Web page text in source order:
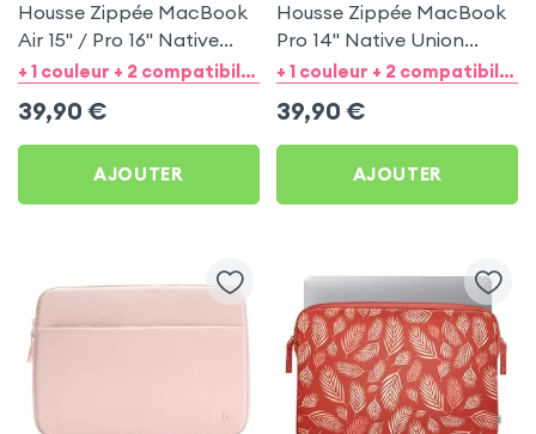
Housse Zippée MacBook
Air 15'' / Pro 16'' Native
Union Ultralight Noir
+ 1 couleur + 2 compatibilités catégories
39,90 €
AJOUTER
Housse Zippée MacBook
Pro 14'' Native Union
Ultralight Crème
+ 1 couleur + 2 compatibilités catégories
39,90 €
AJOUTER